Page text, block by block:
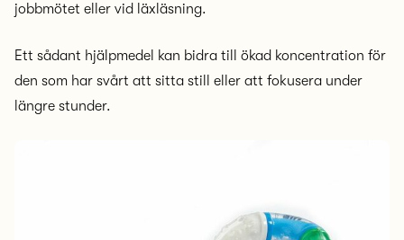
jobbmötet eller vid läxläsning.
Ett sådant hjälpmedel kan bidra till ökad koncentration för
den som har svårt att sitta still eller att fokusera under
längre stunder.